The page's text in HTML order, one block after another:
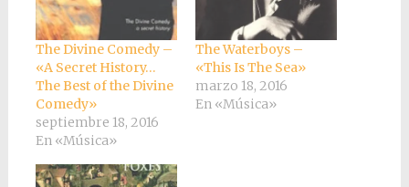
The Divine Comedy –
«A Secret History…
The Best of the Divine
Comedy»
septiembre 18, 2016
En «Música»
The Waterboys –
«This Is The Sea»
marzo 18, 2016
En «Música»